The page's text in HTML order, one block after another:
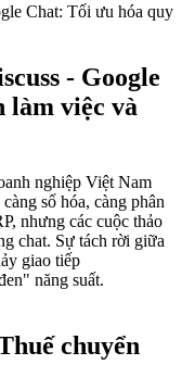
Chat: Tối ưu hóa quy
- Google
làm việc và
nghiệp Việt Nam
số hóa, càng phân
nhưng các cuộc thảo
chat. Sự tách rời giữa
giao tiếp
năng suất.
chuyển